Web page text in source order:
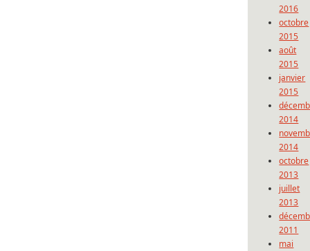
2016
octobre
2015
août
2015
janvier
2015
2014
2014
octobre
2013
juillet
2013
2011
mai